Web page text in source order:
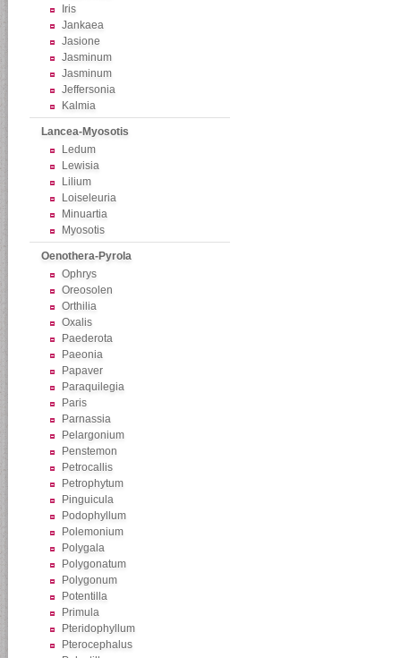
Iris
Jankaea
Jasione
Jasminum
Jasminum
Jeffersonia
Kalmia
Lancea-Myosotis
Ledum
Lewisia
Lilium
Loiseleuria
Minuartia
Myosotis
Oenothera-Pyrola
Ophrys
Oreosolen
Orthilia
Oxalis
Paederota
Paeonia
Papaver
Paraquilegia
Paris
Parnassia
Pelargonium
Penstemon
Petrocallis
Petrophytum
Pinguicula
Podophyllum
Polemonium
Polygala
Polygonatum
Polygonum
Potentilla
Primula
Pteridophyllum
Pterocephalus